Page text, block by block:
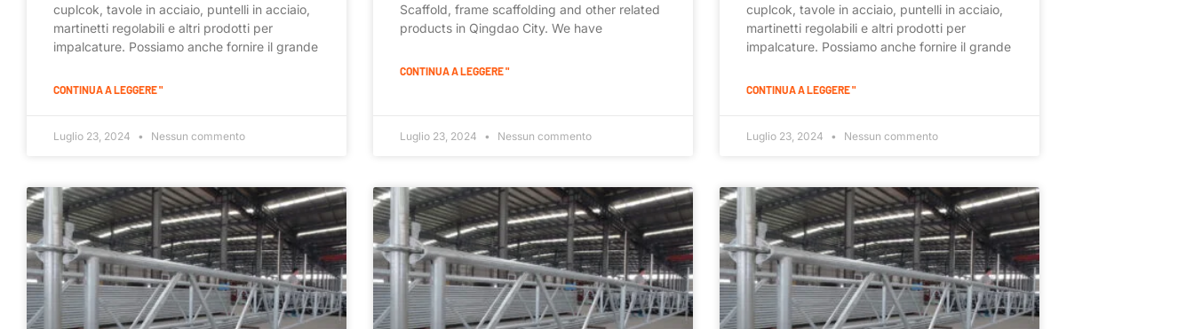
cuplcok, tavole in acciaio, puntelli in acciaio,
martinetti regolabili e altri prodotti per
impalcature. Possiamo anche fornire il grande
CONTINUA A LEGGERE "
Luglio 23, 2024 Nessun commento
Scaffold, frame scaffolding and other related
products in Qingdao City. We have
CONTINUA A LEGGERE "
Luglio 23, 2024 Nessun commento
cuplcok, tavole in acciaio, puntelli in acciaio,
martinetti regolabili e altri prodotti per
impalcature. Possiamo anche fornire il grande
CONTINUA A LEGGERE "
Luglio 23, 2024 Nessun commento